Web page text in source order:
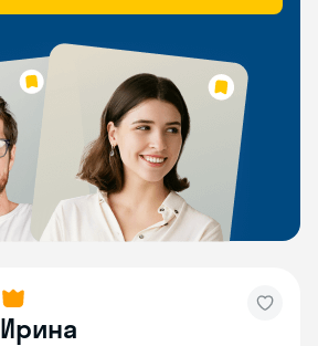
Ирина